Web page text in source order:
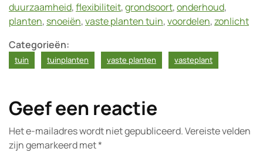
duurzaamheid,flexibiliteit,grondsoort,onderhoud,
planten, snoeiën,vaste planten tuin,voordelen,zonlicht
Categorieën:
tuin tuinplanten vaste planten vasteplant
Geef een reactie
Het e-mailadres wordt niet gepubliceerd.Vereiste velden
zijn gemarkeerd met*